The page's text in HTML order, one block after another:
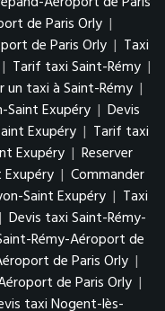
de Paris Orly |
de Paris Orly | Taxi
| Tarif taxi Saint-Rémy |
un taxi à Saint-Rémy |
Saint Exupéry | Devis
Exupéry | Tarif taxi
Exupéry | Reserver
| Commander
Saint Exupéry | Taxi
| Devis taxi Saint-Rémy-
Rémy-Aéroport de
de Paris Orly |
de Paris Orly |
taxi Nogent-lès-